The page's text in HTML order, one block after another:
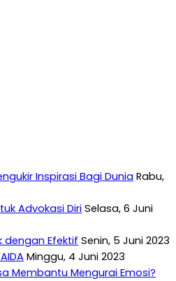
Inspirasi Bagi Dunia Rabu,
Advokasi Diri Selasa, 6 Juni
dengan Efektif Senin, 5 Juni 2023
Minggu, 4 Juni 2023
Membantu Mengurai Emosi?